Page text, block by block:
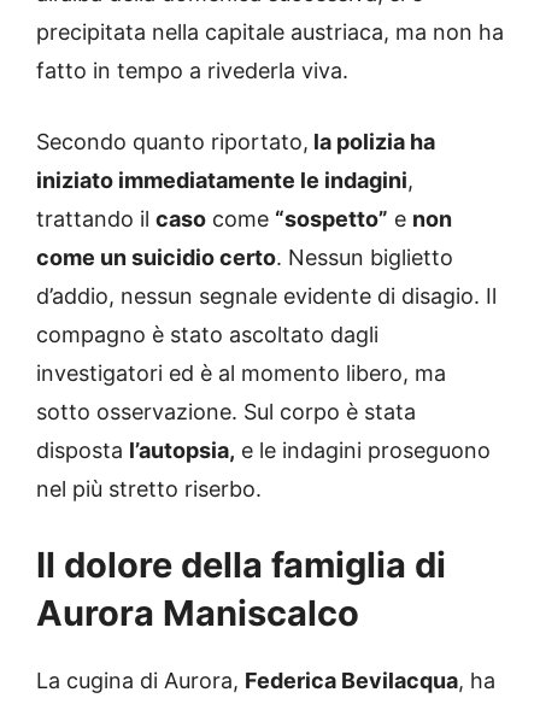
precipitata nella capitale austriaca, ma non ha
fatto in tempo a rivederla viva.
Secondo quanto riportato, la polizia ha
iniziato immediatamente le indagini,
trattando il caso come “sospetto” e non
come un suicidio certo. Nessun biglietto
d’addio, nessun segnale evidente di disagio. Il
compagno è stato ascoltato dagli
investigatori ed è al momento libero, ma
sotto osservazione. Sul corpo è stata
disposta l’autopsia, e le indagini proseguono
nel più stretto riserbo.
Il dolore della famiglia di
Aurora Maniscalco
La cugina di Aurora, Federica Bevilacqua, ha